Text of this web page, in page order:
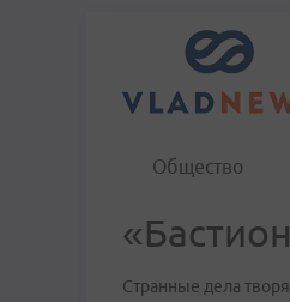
Общество
Странные дела